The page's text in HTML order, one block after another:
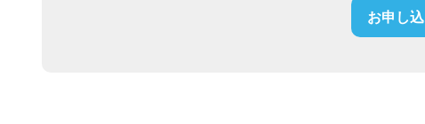
お申し